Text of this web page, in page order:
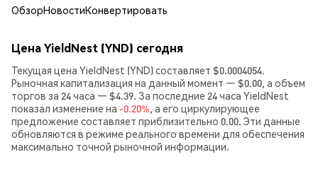
ОбзорНовостиКонвертировать
Цена YieldNest (YND) сегодня
Текущая цена YieldNest (YND) составляет $0.0004054.
Рыночная капитализация на данный момент — $0.00, а объем
торгов за 24 часа — $4.39. За последние 24 часа YieldNest
показал изменение на -0.20%, а его циркулирующее
предложение составляет приблизительно 0.00. Эти данные
обновляются в режиме реального времени для обеспечения
максимально точной рыночной информации.